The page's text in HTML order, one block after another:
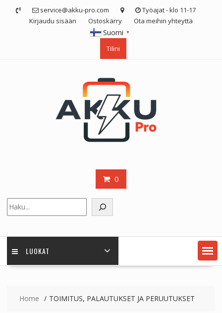
service@akku-pro.com
Työajat - klo 11-17
Kirjaudu sisään
Ostoskärry Ota meihin yhteyttä
Suomi ▼
Tilini
0
LUOKAT
Home TOIMITUS, PALAUTUKSET JA PERUUTUKSET